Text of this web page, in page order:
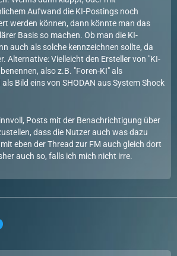
Aufwand die KI-Postings noch
werden können, dann könnte man das
Basis so machen. Ob man die KI-
auch als solche kennzeichnen sollte, da
Alternative: Vielleicht den Ersteller von "KI-
also z.B. "Foren-KI" als
Bild eins von SHODAN aus System Shock
Posts mit der Benachrichtigung über
dass die Nutzer auch was dazu
eben der Thread zur FM auch gleich dort
auch so, falls ich mich nicht irre.